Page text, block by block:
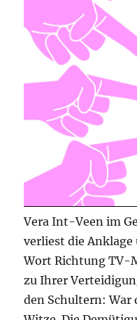
Vera Int-Veen im
verliest die
Wort Richtung TV-
zu Ihrer
den Schultern: War